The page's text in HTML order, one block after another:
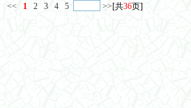
<< 1 2 3 4 5 >>[共36页]